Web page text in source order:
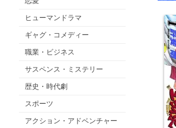
ヒューマンドラマ
ギャグ・コメディー
職業・ビジネス
サスペンス・ミステリー
歴史・時代劇
スポーツ
アクション・アドベンチャー